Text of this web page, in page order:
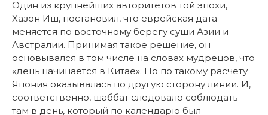
Один из крупнейших авторитетов той эпохи,
Хазон Иш, постановил, что еврейская дата
меняется по восточному берегу суши Азии и
Австралии. Принимая такое решение, он
основывался в том числе на словах мудрецов, что
«день начинается в Китае». Но по такому расчету
Япония оказывалась по другую сторону линии. И,
соответственно, шаббат следовало соблюдать
там в день, который по календарю был